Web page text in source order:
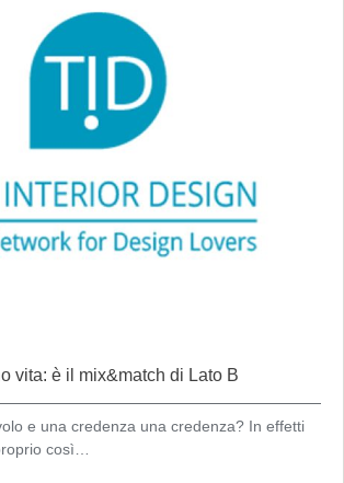
vita: è il mix&match di Lato B
e una credenza una credenza? In effetti
così…